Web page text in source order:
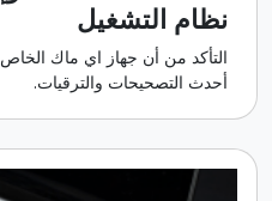
نظام التشغيل
التأكد من أن جهاز اي ماك
أحدث التصحيحات والترقيات.